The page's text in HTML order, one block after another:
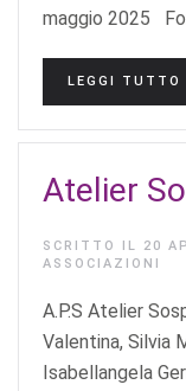
maggio 2025
LEGGI TUTTO
Atelier
SCRITTO IL 20
ASSOCIAZIONI
A.P.S Atelier
Valentina, Silvia
Isabellangela